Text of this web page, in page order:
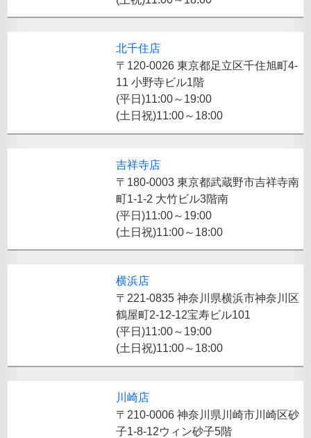
北千住店
〒120-0026 東京都足立区千住旭町4-
11 小野寺ビル1階
(平日)11:00～19:00
(土日祝)11:00～18:00
吉祥寺店
〒180-0003 東京都武蔵野市吉祥寺南
町1-1-2 大竹ビル3階南
(平日)11:00～19:00
(土日祝)11:00～18:00
横浜店
〒221-0835 神奈川県横浜市神奈川区
鶴屋町2-12-12宝寿ビル101
(平日)11:00～19:00
(土日祝)11:00～18:00
川崎店
〒210-0006 神奈川県川崎市川崎区砂
子1-8-12ウィン砂子5階